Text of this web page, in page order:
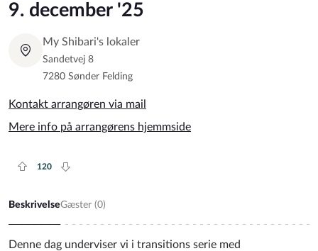
Plus rate
120
Minus rate
BeskrivelseGæster (0)
Denne dag underviser vi i transitions serie med
9. december '25
My Shibari's lokaler
Sandetvej 8
7280 Sønder Felding
Kontakt arrangøren via mail
Mere info på arrangørens hjemmside